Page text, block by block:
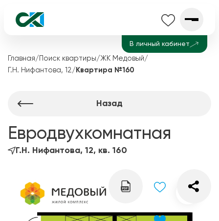
В личный кабинет
Главная/ Поиск квартиры/ЖК Медовый/
Г.Н. Нифантова, 12/ Квартира №160
Назад
Евродвухкомнатная
Г.Н. Нифантова, 12, кв. 160